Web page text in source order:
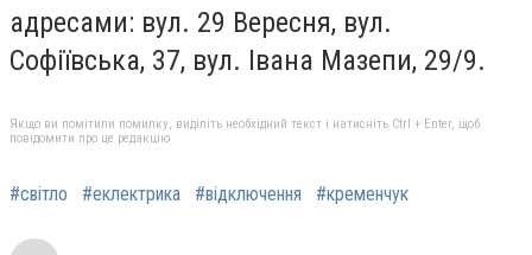
адресами: вул. 29 Вересня, вул.
Софіївська, 37, вул. Івана Мазепи, 29/9.
Якщо ви помітили помилку, виділіть необхідний текст і натисніть Ctrl + Enter, щоб
повідомити про це редакцію
#світло #еклектрика #відключення #кременчук